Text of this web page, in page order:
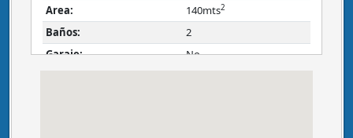
Area: 140mts2
Baños:
2
Garaje:
No